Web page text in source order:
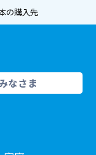
の購入先
なさま